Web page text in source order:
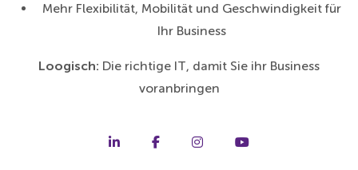
Mehr Flexibilität, Mobilität und Geschwindigkeit für
Ihr Business
Loogisch: Die richtige IT, damit Sie ihr Business
voranbringen